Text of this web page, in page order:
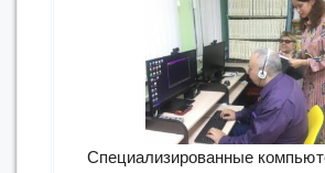
Специализированные